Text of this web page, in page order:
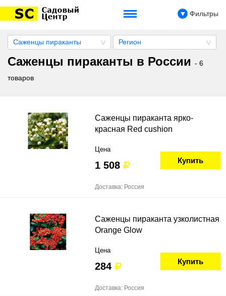
Фильтры
Саженцы пираканты Регион
Саженцы пираканты в России - 6
товаров
Саженцы пираканта ярко-
красная Red cushion
Цена
1 508 Купить
Доставка: Россия
Саженцы пираканта узколистная
Orange Glow
Цена
284 Купить
Доставка: Россия